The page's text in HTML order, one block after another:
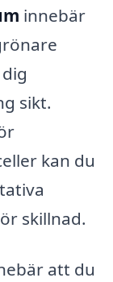
innebär
sikt.
kan du
skillnad.
att du